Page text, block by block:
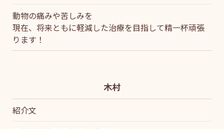
動物の痛みや苦しみを
現在、将来ともに軽減した治療を目指して精一杯頑張
ります！
木村
紹介文